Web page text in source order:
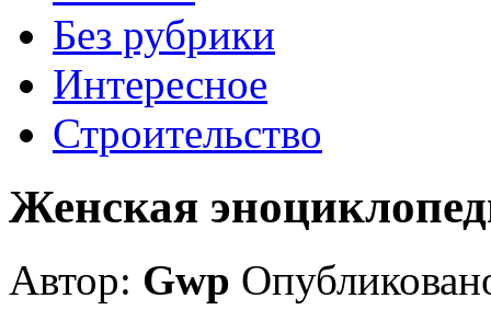
Без рубрики
Интересное
Строительство
Женская
Автор: Gwp